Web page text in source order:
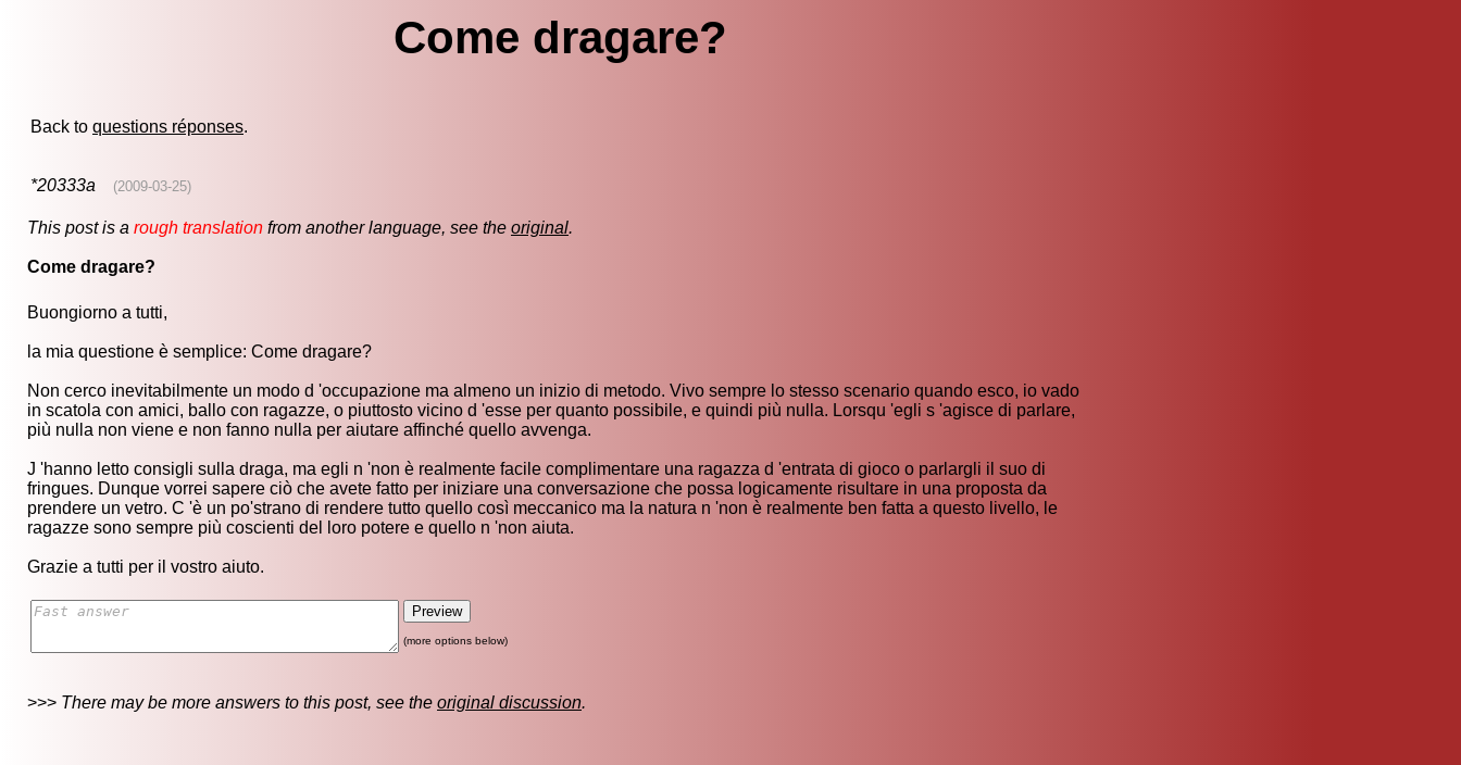
Come dragare?
Back to questions réponses.
*20333a (2009-03-25)
This post is a rough translation from another language, see the original.
Come dragare?
Buongiorno a tutti,
la mia questione è semplice: Come dragare?
Non cerco inevitabilmente un modo d 'occupazione ma almeno un inizio di metodo. Vivo sempre lo stesso scenario quando esco, io vado
in scatola con amici, ballo con ragazze, o piuttosto vicino d 'esse per quanto possibile, e quindi più nulla. Lorsqu 'egli s 'agisce di parlare,
più nulla non viene e non fanno nulla per aiutare affinché quello avvenga.
J 'hanno letto consigli sulla draga, ma egli n 'non è realmente facile complimentare una ragazza d 'entrata di gioco o parlargli il suo di
fringues. Dunque vorrei sapere ciò che avete fatto per iniziare una conversazione che possa logicamente risultare in una proposta da
prendere un vetro. C 'è un po'strano di rendere tutto quello così meccanico ma la natura n 'non è realmente ben fatta a questo livello, le
ragazze sono sempre più coscienti del loro potere e quello n 'non aiuta.
Grazie a tutti per il vostro aiuto.
(more options below)
>>> There may be more answers to this post, see the original discussion.